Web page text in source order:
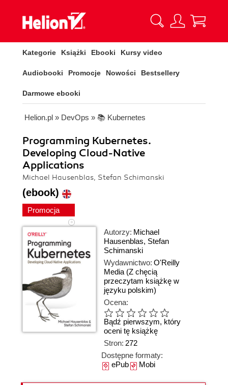
Kategorie Książki Ebooki Kursy video
Audiobooki Promocje Nowości Bestsellery
Darmowe ebooki
Helion.pl » DevOps » 📚 Kubernetes
Programming Kubernetes.
Developing Cloud-Native
Applications
Michael Hausenblas, Stefan Schimanski
(ebook)
Promocja
Autorzy: Michael
Hausenblas, Stefan
Schimanski
Wydawnictwo: O'Reilly
Media (Z chęcią
przeczytam książkę w
języku polskim)
Ocena:
Bądź pierwszym, który
oceni tę książkę
Stron: 272
Dostępne formaty:
ePubMobi